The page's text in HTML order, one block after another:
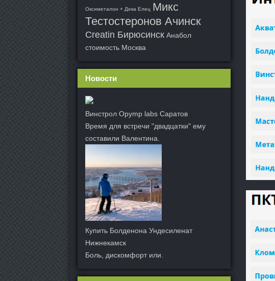
Оксиметалон + Дека Елец Микс
Тестостеронов Ачинск
Creatin Бирюсинск Анабол
стоимость Москва
Новости
Винстрол Opymp labs Саратов
Время для встречи "двадцатки" ему
составили Валентина.
Купить Болденона Ундесиленат
Нижнекамск
Боль, дискомфорт или.